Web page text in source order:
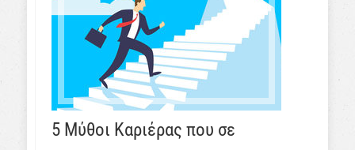
5 Μύθοι Καριέρας που σε